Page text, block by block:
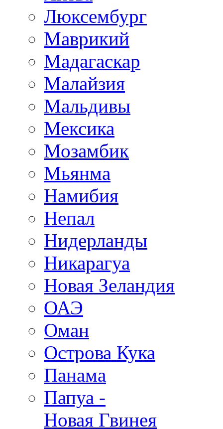
Люксембург
Маврикий
Мадагаскар
Малайзия
Мальдивы
Мексика
Мозамбик
Мьянма
Намибия
Непал
Нидерланды
Никарагуа
Новая Зеландия
ОАЭ
Оман
Острова Кука
Панама
Папуа -
Новая Гвинея